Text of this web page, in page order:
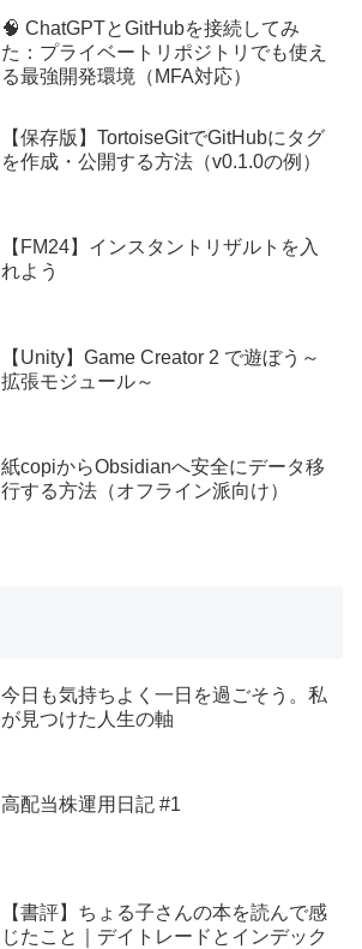
🧠 ChatGPTとGitHubを接続してみ
た：プライベートリポジトリでも使え
る最強開発環境（MFA対応）
【保存版】TortoiseGitでGitHubにタグ
を作成・公開する方法（v0.1.0の例）
【FM24】インスタントリザルトを入
れよう
【Unity】Game Creator 2 で遊ぼう～
拡張モジュール～
紙copiからObsidianへ安全にデータ移
行する方法（オフライン派向け）
今日も気持ちよく一日を過ごそう。私
が見つけた人生の軸
高配当株運用日記 #1
【書評】ちょる子さんの本を読んで感
じたこと｜デイトレードとインデック